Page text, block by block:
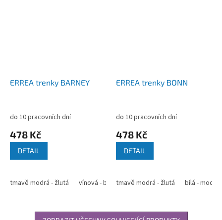
ERREA trenky BARNEY
do 10 pracovních dní
478 Kč
DETAIL
tmavě modrá - žlutá vínová - bílá vínová - světle modrá
ERREA trenky BONN
do 10 pracovních dní
478 Kč
DETAIL
tmavě modrá - žlutá bílá - modrá